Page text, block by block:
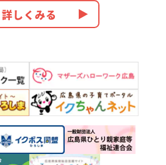
詳しくみる